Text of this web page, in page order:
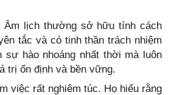
Âm lịch thường sở hữu tính cách
tắc và có tinh thần trách nhiệm
sự hào nhoáng nhất thời mà luôn
trị ổn định và bền vững.
việc rất nghiêm túc. Họ hiểu rằng